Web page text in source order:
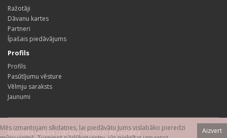
Ražotāji
Dāvanu kartes
Partneri
Īpašais piedāvājums
Profils
Profils
Pasūtījumu vēsture
Vēlmju saraksts
Jaunumi
Interneta veikala izstrāde,HostingsJM Holding Aizvert
Mēs izmantojam sīkdatnes, lai piedāvātu Jums vislabāko pieredzi